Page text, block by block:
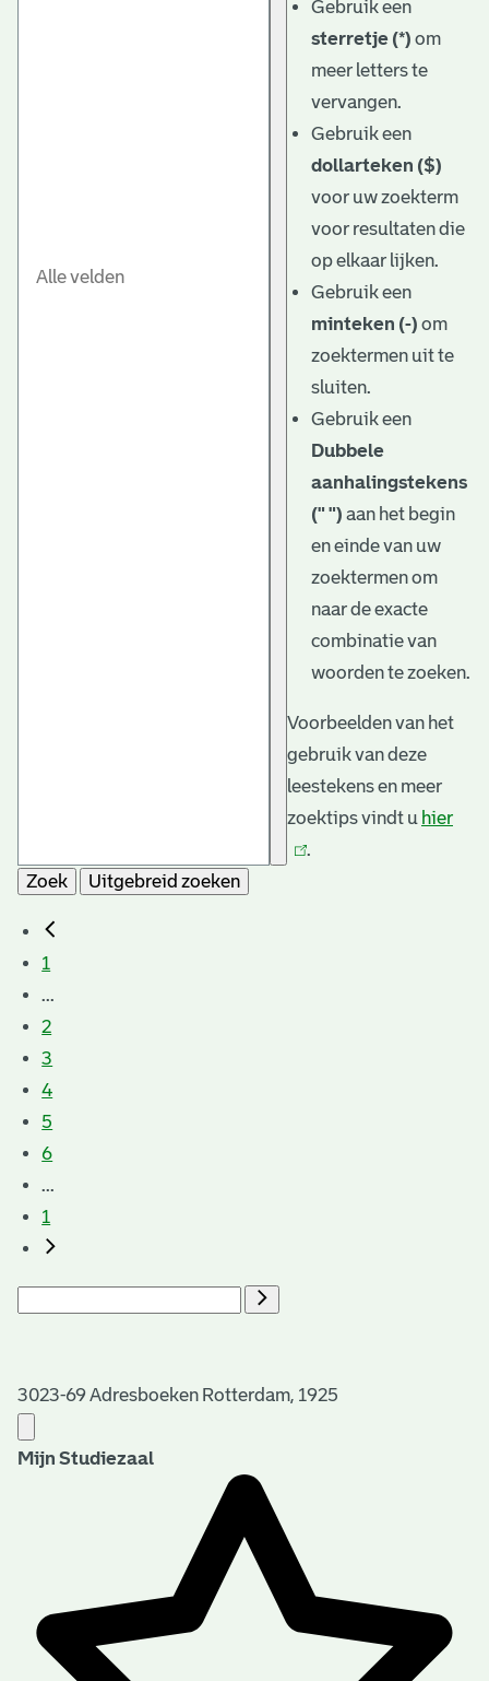
Gebruik een
sterretje (*) om
meer letters te
vervangen.
Gebruik een
dollarteken ($)
voor uw zoekterm
voor resultaten die
op elkaar lijken.
Gebruik een
minteken (-) om
zoektermen uit te
sluiten.
Gebruik een
Dubbele
aanhalingstekens
(" ") aan het begin
en einde van uw
zoektermen om
naar de exacte
combinatie van
woorden te zoeken.
Voorbeelden van het
gebruik van deze
leestekens en meer
zoektips vindt u hier
.
Zoek
Uitgebreid zoeken
1
...
2
3
4
5
6
...
1
3023-69 Adresboeken Rotterdam, 1925
Mijn Studiezaal